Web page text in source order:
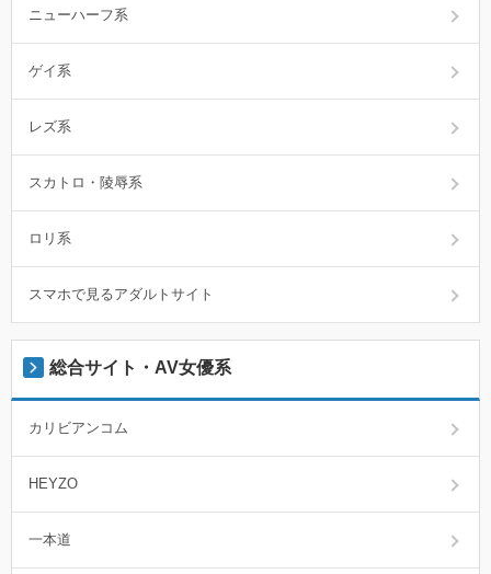
ニューハーフ系
ゲイ系
レズ系
スカトロ・陵辱系
ロリ系
スマホで見るアダルトサイト
総合サイト・AV女優系
カリビアンコム
HEYZO
一本道